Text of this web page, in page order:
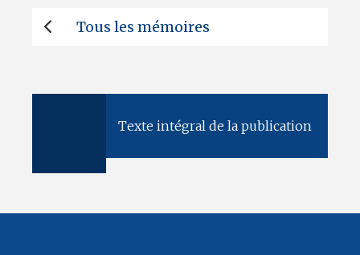
Tous les mémoires
Texte intégral de la publication